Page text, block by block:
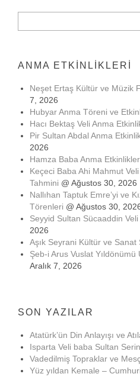
ANMA ETKINLIKLERI
Neşet Ertaş Kültür ve Müzik
7, 2026
Hubyar Anma Töreni ve
Hacı Bektaş Veli Anma
Pir Sultan Abdal Anma
2026
Hamza Baba Anma
Keçeci Baba Ahi Mahmut
Tahmini @ Ağustos 30, 2026
Nallıhan Taptuk Emre’yi ve
Törenleri @ Ağustos 30,
Seyyid Sultan Sücaaddin
2026
Aşık Seyrani Kültür ve Sanat
Şeb-i Arus Vuslat
Aralık 7, 2026
SON YAZILAR
Atatürk’ün Din Anlayışı ve
Isparta Veli baba Sultan
Vadedilmiş Topraklar ve
Yüz yıldan Kemale –